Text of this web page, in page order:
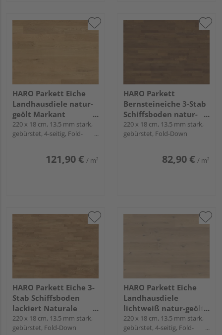
HARO Parkett Eiche
Landhausdiele natur-
geölt Markant
naturaLin plus - Serie
4000
220 x 18 cm, 13,5 mm stark,
gebürstet, 4-seitig, Fold-
121,90 € / m²
HARO Parkett
Bernsteineiche 3-Stab
Schiffsboden natur-
geölt Naturale
naturaLin plus - Serie
220 x 18 cm, 13,5 mm stark,
gebürstet, Fold-Down
82,90 € / m²
HARO Parkett Eiche 3-
Stab Schiffsboden
lackiert Naturale
naturaDur - Serie 4000
220 x 18 cm, 13,5 mm stark,
gebürstet, Fold-Down
HARO Parkett Eiche
Landhausdiele
lichtweiß natur-geölt
Sauvage naturaLin
plus - Serie 4000
220 x 18 cm, 13,5 mm stark,
gebürstet, 4-seitig, Fold-